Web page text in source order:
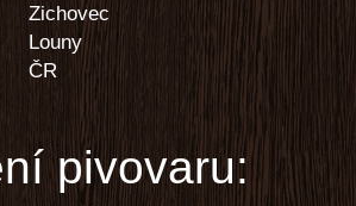
Zichovec
Louny
ČR
pivovaru: